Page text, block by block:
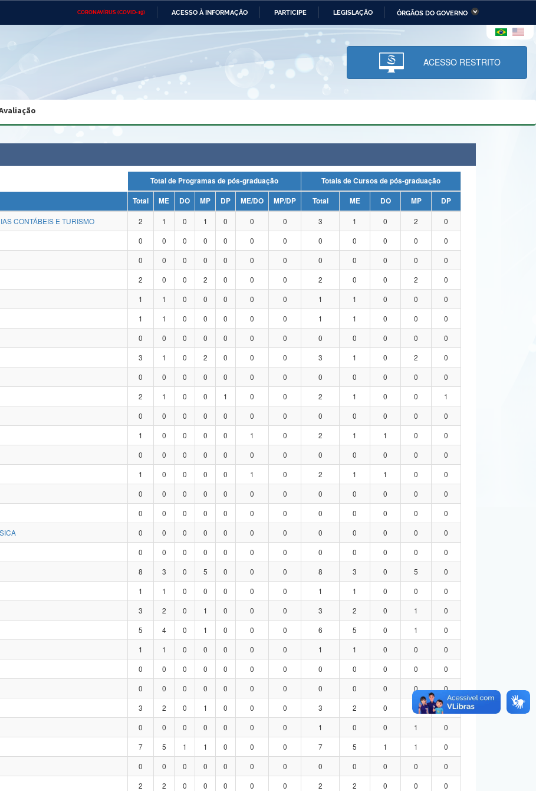
CORONAVÍRUS (COVID-19) ACESSO À INFORMAÇÃO PARTICIPE LEGISLAÇÃO ÓRGÃOS DO GOVERNO
Ministério das Relações Ministério da Economia Ministério da Infraestrutura
Ministério da Ciência,
Tecnologia, Inovações e
Comunicações
Ministério do Desenvolvimento
Regional e dos Direitos Humanos
Advocacia-Geral da União Banco Central do Brasil Planalto
ACESSO RESTRITO
Total de Programas de pós-graduação
Totais de Cursos de pós-graduação
Total ME DO MP DP ME/DO MP/DP Total ME DO MP
DP
CONTÁBEIS E TURISMO
2 1 0 1 0 0 0 3 1 0 2
0
0 0 0 0 0 0 0 0 0 0 0
0
0 0 0 0 0 0 0 0 0 0 0
0
2 0 0 2 0 0 0 2 0 0 2
0
1 1 0 0 0 0 0 1 1 0 0
0
1 1 0 0 0 0 0 1 1 0 0
0
0 0 0 0 0 0 0 0 0 0 0
0
3 1 0 2 0 0 0 3 1 0 2
0
0 0 0 0 0 0 0 0 0 0 0
0
2 1 0 0 1 0 0 2 1 0 0
1
0 0 0 0 0 0 0 0 0 0 0
0
1 0 0 0 0 1 0 2 1 1 0
0
0 0 0 0 0 0 0 0 0 0 0
0
1 0 0 0 0 1 0 2 1 1 0
0
0 0 0 0 0 0 0 0 0 0 0
0
0 0 0 0 0 0 0 0 0 0 0
0
0 0 0 0 0 0 0 0 0 0 0
0
0 0 0 0 0 0 0 0 0 0 0
0
8 3 0 5 0 0 0 8 3 0 5
0
1 1 0 0 0 0 0 1 1 0 0
0
3 2 0 1 0 0 0 3 2 0 1
0
5 4 0 1 0 0 0 6 5 0 1
0
1 1 0 0 0 0 0 1 1 0 0
0
0 0 0 0 0 0 0 0 0 0 0
0
0 0 0 0 0 0 0 0 0 0 0
0
3 2 0 1 0 0 0 3 2 0
0
0 0 0 0 0 0 0 1 0 0 1
0
7 5 1 1 0 0 0 7 5 1 1
0
0 0 0 0 0 0 0 0 0 0 0
0
2 2 0 0 0 0 0 2 2 0 0
0